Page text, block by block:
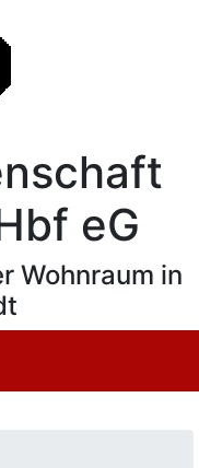
eG
Wohnraum in